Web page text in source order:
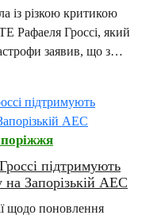
із різкою критикою
Рафаеля Гроссі, який
заявив, що з
електростанції
Україною та
підтримують
Запорізькій АЕС
щодо поновлення